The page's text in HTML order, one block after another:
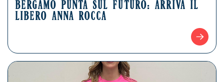
BERGAMO PUNTA SUL FUTURO: ARRIVA IL
LIBERO ANNA ROCCA